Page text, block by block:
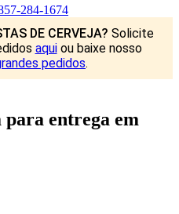
284-1674
DE CERVEJA? Solicite
aquiou baixe nosso
pedidos.
para entrega em